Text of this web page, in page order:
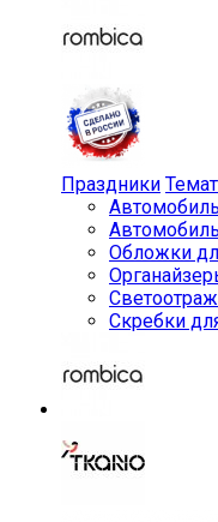
Праздники
Обложки
Скребки